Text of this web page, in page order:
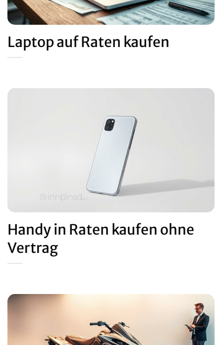
Laptop auf Raten kaufen
Handy in Raten kaufen ohne
Vertrag